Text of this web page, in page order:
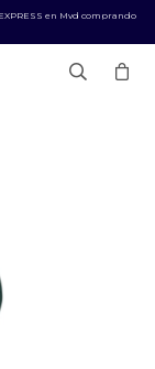
en Mvd comprando